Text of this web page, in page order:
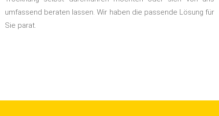
umfassend beraten lassen. Wir haben die passende Lösung für
Sie parat.